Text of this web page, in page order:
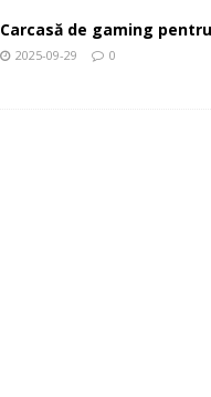
Carcasă de gaming
2025-09-29 0